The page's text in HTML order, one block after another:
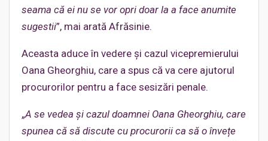
seama că ei nu se vor opri doar la a face anumite
sugestii”, mai arată Afrăsinie.
Aceasta aduce în vedere și cazul vicepremierului
Oana Gheorghiu, care a spus că va cere ajutorul
procurorilor pentru a face sesizări penale.
„A se vedea și cazul doamnei Oana Gheorghiu, care
spunea că să discute cu procurorii ca să o învețe